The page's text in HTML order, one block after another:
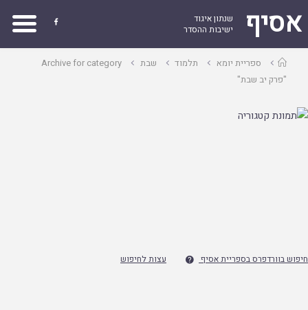
אסיף
שנתון איגוד
ישיבות ההסדר

עמוד
ראשי
ספריית יומא תלמוד שבת
Archive for category
"פרק יב שבת"
חיפוש בוורדפרס בספריית אסיף  עצות לחיפוש